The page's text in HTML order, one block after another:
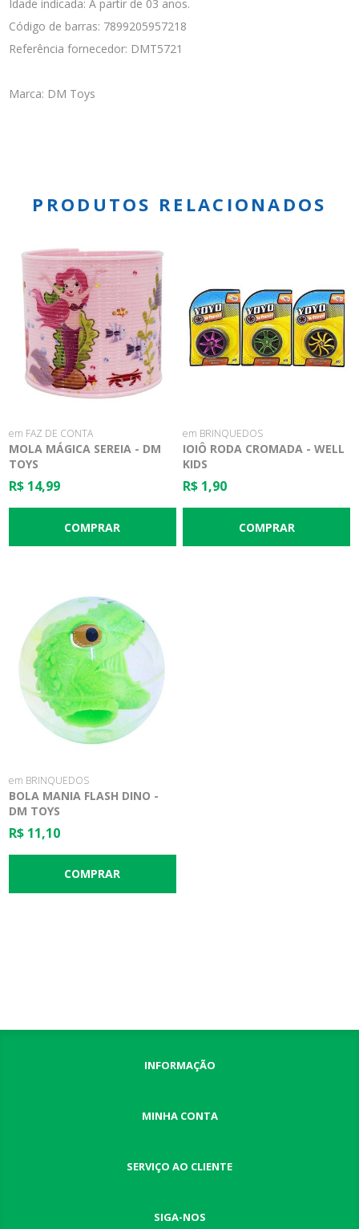
Idade indicada: A partir de 03 anos.
Código de barras: 7899205957218
Referência fornecedor: DMT5721
Marca: DM Toys
PRODUTOS RELACIONADOS
em FAZ DE CONTA
MOLA MÁGICA SEREIA - DM
TOYS
R$ 14,99
em BRINQUEDOS
IOIÔ RODA CROMADA - WELL
KIDS
R$ 1,90
em BRINQUEDOS
BOLA MANIA FLASH DINO -
DM TOYS
R$ 11,10
INFORMAÇÃO
MINHA CONTA
SERVIÇO AO CLIENTE
SIGA-NOS